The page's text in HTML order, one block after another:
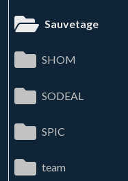
Sauvetage
SHOM
SODEAL
SPIC
team